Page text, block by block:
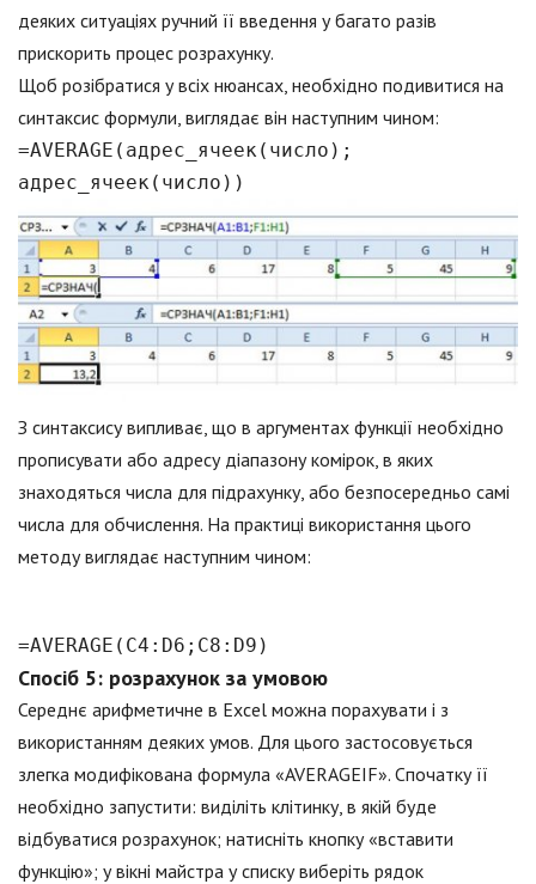
деяких ситуаціях ручний її введення у багато разів
прискорить процес розрахунку.
Щоб розібратися у всіх нюансах, необхідно подивитися на
синтаксис формули, виглядає він наступним чином:
=AVERAGE(адрес_ячеек(число);
адрес_ячеек(число))
З синтаксису випливає, що в аргументах функції необхідно
прописувати або адресу діапазону комірок, в яких
знаходяться числа для підрахунку, або безпосередньо самі
числа для обчислення. На практиці використання цього
методу виглядає наступним чином:
=AVERAGE(C4:D6;C8:D9)
Спосіб 5: розрахунок за умовою
Середнє арифметичне в Excel можна порахувати і з
використанням деяких умов. Для цього застосовується
злегка модифікована формула «AVERAGEIF». Спочатку її
необхідно запустити: виділіть клітинку, в якій буде
відбуватися розрахунок; натисніть кнопку «вставити
функцію»; у вікні майстра у списку виберіть рядок